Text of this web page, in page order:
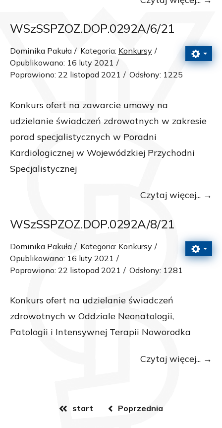
WSzSSPZOZ.DOP.0292A/6/21
Dominika Pakuła Kategoria: Konkursy
Opublikowano: 16 luty 2021
Poprawiono: 22 listopad 2021
Odsłony: 1225
Konkurs ofert na zawarcie umowy na
udzielanie świadczeń zdrowotnych w zakresie
porad specjalistycznych w Poradni
Kardiologicznej w Wojewódzkiej Przychodni
Specjalistycznej
Czytaj więcej...
WSzSSPZOZ.DOP.0292A/8/21
Dominika Pakuła Kategoria: Konkursy
Opublikowano: 16 luty 2021
Poprawiono: 22 listopad 2021
Odsłony: 1281
Konkurs ofert na udzielanie świadczeń
zdrowotnych w Oddziale Neonatologii,
Patologii i Intensywnej Terapii Noworodka
Czytaj więcej...
start Poprzednia